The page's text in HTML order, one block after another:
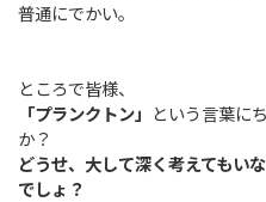
普通にでかい。
ところで皆様、
「プランクトン」 という言葉に
か？
どうせ、大して深く考えてもい
でしょ？